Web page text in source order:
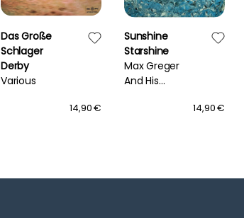
Das Große
Schlager
Derby
Various
14,90 €
Sunshine
Starshine
Max Greger
And His
14,90 €